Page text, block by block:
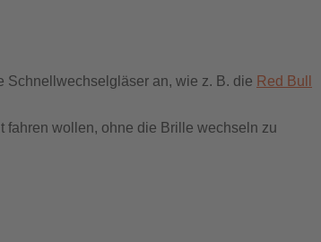
Schnellwechselgläser an, wie z. B. die Red Bull
fahren wollen, ohne die Brille wechseln zu